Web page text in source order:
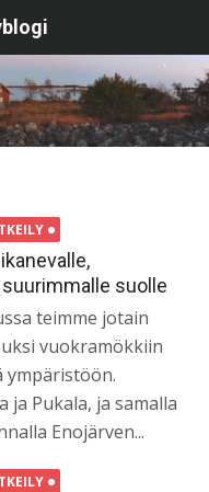
suolle
teimme jotain
vuokramökkiin
ympäristöön.
ja Pukala, ja samalla
Enojärven...